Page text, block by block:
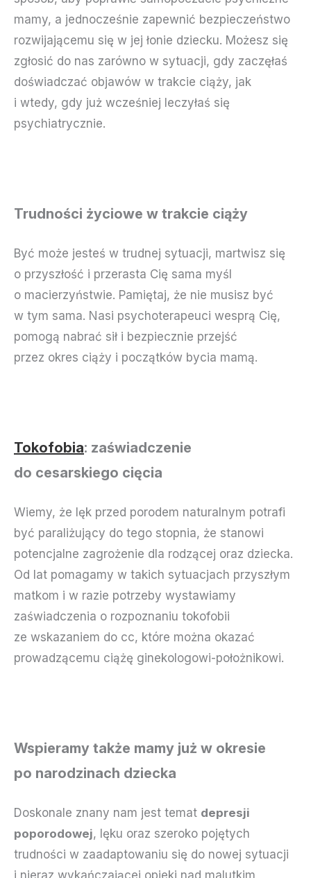
mamy, a jednocześnie zapewnić bezpieczeństwo
rozwijającemu się w jej łonie dziecku. Możesz się
zgłosić do nas zarówno w sytuacji, gdy zaczęłaś
doświadczać objawów w trakcie ciąży, jak
i wtedy, gdy już wcześniej leczyłaś się
psychiatrycznie.
Trudności życiowe w trakcie ciąży
Być może jesteś w trudnej sytuacji, martwisz się
o przyszłość i przerasta Cię sama myśl
o macierzyństwie. Pamiętaj, że nie musisz być
w tym sama. Nasi psychoterapeuci wesprą Cię,
pomogą nabrać sił i bezpiecznie przejść
przez okres ciąży i początków bycia mamą.
Tokofobia: zaświadczenie
do cesarskiego cięcia
Wiemy, że lęk przed porodem naturalnym potrafi
być paraliżujący do tego stopnia, że stanowi
potencjalne zagrożenie dla rodzącej oraz dziecka.
Od lat pomagamy w takich sytuacjach przyszłym
matkom i w razie potrzeby wystawiamy
zaświadczenia o rozpoznaniu tokofobii
ze wskazaniem do cc, które można okazać
prowadzącemu ciążę ginekologowi-położnikowi.
Wspieramy także mamy już w okresie
po narodzinach dziecka
Doskonale znany nam jest temat depresji
poporodowej, lęku oraz szeroko pojętych
trudności w zaadaptowaniu się do nowej sytuacji